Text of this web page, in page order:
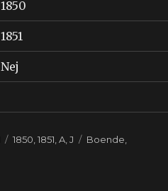
1850
1851
Nej
Kategorier
1850,1851,A,J Etiketter
Boende,